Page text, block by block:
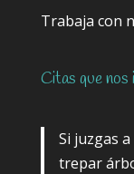
Trabaja con
Citas que nos
Si juzgas
trepar